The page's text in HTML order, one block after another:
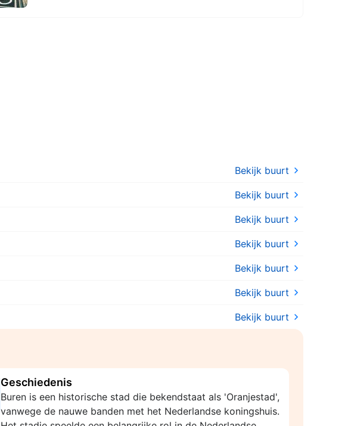
Bekijk buurt
Bekijk buurt
Bekijk buurt
Bekijk buurt
Bekijk buurt
Bekijk buurt
Bekijk buurt
Geschiedenis
Buren is een historische stad die bekendstaat als 'Oranjestad',
vanwege de nauwe banden met het Nederlandse koningshuis.